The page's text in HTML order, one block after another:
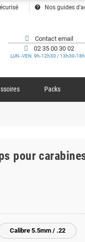
help Nos guides
Contact email
02 35 00 30 02
LUN.-VEN. 9h-12h30 / 13h30-18h
Packs
pour
Calibre 5.5mm / .22